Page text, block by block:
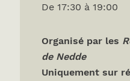
De 17:30 à 19:00
Organisé par les
de Nedde
Uniquement sur